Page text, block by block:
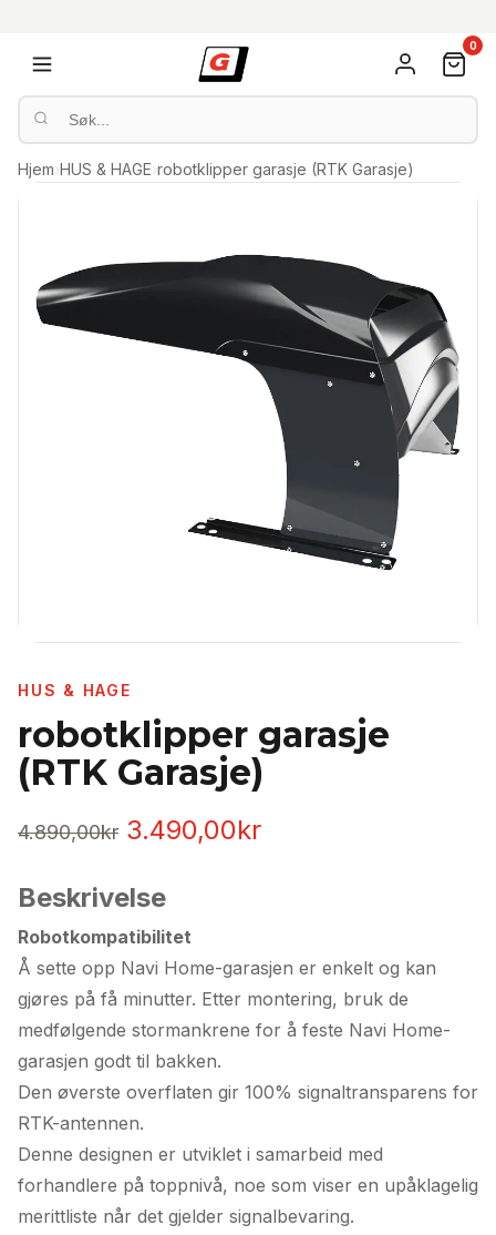
0
Hjem›HUS & HAGE›robotklipper garasje (RTK Garasje)
HUS & HAGE
robotklipper garasje
(RTK Garasje)
4.890,00kr Opprinnelig
var:
4.890,00kr.
3.490,00krNåværende
3.490,00kr.
Beskrivelse
Robotkompatibilitet
Å sette opp Navi Home-garasjen er enkelt og kan
gjøres på få minutter. Etter montering, bruk de
medfølgende stormankrene for å feste Navi Home-
garasjen godt til bakken.
Den øverste overflaten gir 100% signaltransparens for
RTK-antennen.
Denne designen er utviklet i samarbeid med
forhandlere på toppnivå, noe som viser en upåklagelig
merittliste når det gjelder signalbevaring.